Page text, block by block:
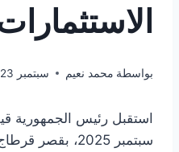
بواسطة محمد نعيم سبتمبر 23, 2025
سبتمبر 2025،